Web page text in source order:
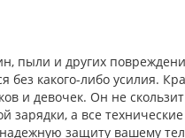
пыли и других
без какого-либо усилия.
и девочек. Он не
а все технические
защиту вашему